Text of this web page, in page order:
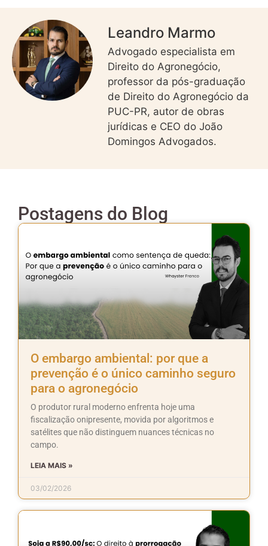
Leandro Marmo
Advogado especialista em
Direito do Agronegócio,
professor da pós-graduação
de Direito do Agronegócio da
PUC-PR, autor de obras
jurídicas e CEO do João
Domingos Advogados.
Postagens do Blog
O embargo ambiental: por que a
prevenção é o único caminho seguro
para o agronegócio
O produtor rural moderno enfrenta hoje uma
fiscalização onipresente, movida por algoritmos e
satélites que não distinguem nuances técnicas no
campo.
LEIA MAIS »
03/02/2026